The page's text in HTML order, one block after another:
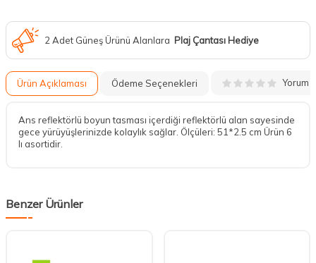
2 Adet Güneş Ürünü Alanlara Plaj Çantası Hediye
Ürün Açıklaması Ödeme Seçenekleri Yorum
Ans reflektörlü boyun tasması içerdiği reflektörlü alan sayesinde
gece yürüyüşlerinizde kolaylık sağlar. Ölçüleri: 51*2.5 cm Ürün 6
lı asortidir.
Benzer Ürünler